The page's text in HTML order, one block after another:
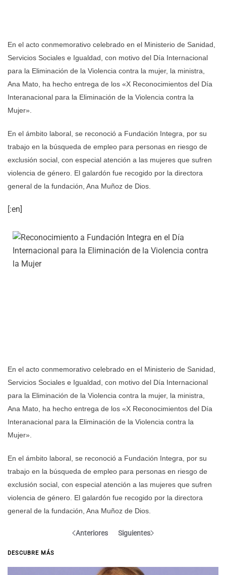
En el acto conmemorativo celebrado en el Ministerio de Sanidad,
Servicios Sociales e Igualdad, con motivo del Día Internacional
para la Eliminación de la Violencia contra la mujer, la ministra,
Ana Mato, ha hecho entrega de los «X Reconocimientos del Día
Interanacional para la Eliminación de la Violencia contra la
Mujer».
En el ámbito laboral, se reconoció a Fundación Integra, por su
trabajo en la búsqueda de empleo para personas en riesgo de
exclusión social, con especial atención a las mujeres que sufren
violencia de género. El galardón fue recogido por la directora
general de la fundación, Ana Muñoz de Dios.
[:en]
En el acto conmemorativo celebrado en el Ministerio de Sanidad,
Servicios Sociales e Igualdad, con motivo del Día Internacional
para la Eliminación de la Violencia contra la mujer, la ministra,
Ana Mato, ha hecho entrega de los «X Reconocimientos del Día
Interanacional para la Eliminación de la Violencia contra la
Mujer».
En el ámbito laboral, se reconoció a Fundación Integra, por su
trabajo en la búsqueda de empleo para personas en riesgo de
exclusión social, con especial atención a las mujeres que sufren
violencia de género. El galardón fue recogido por la directora
general de la fundación, Ana Muñoz de Dios.
Anteriores Siguientes
DESCUBRE MÁS